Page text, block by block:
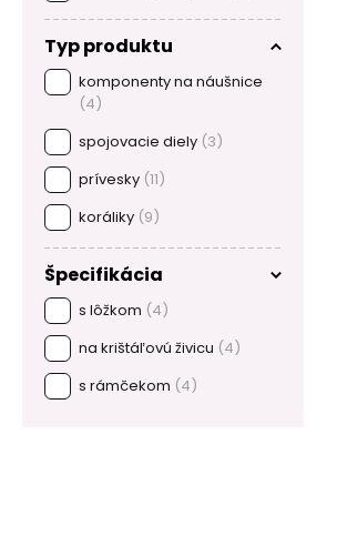
Typ produktu
komponenty na náušnice
(4)
spojovacie diely (3)
prívesky (11)
koráliky (9)
Špecifikácia
s lôžkom (4)
na krištáľovú živicu (4)
s rámčekom (4)